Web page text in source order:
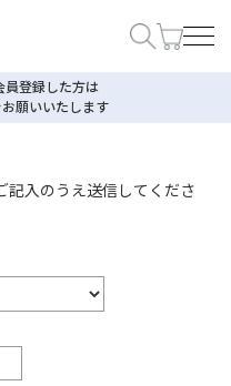
員登録した方は
お願いいたします
記入のうえ送信してくださ